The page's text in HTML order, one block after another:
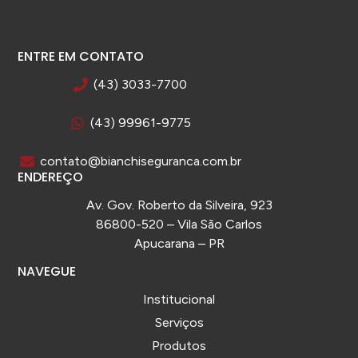
ENTRE EM CONTATO
(43) 3033-7700
(43) 99961-9775
contato@bianchiseguranca.com.br
ENDEREÇO
Av. Gov. Roberto da Silveira, 923
86800-520 – Vila São Carlos
Apucarana – PR
NAVEGUE
Institucional
Serviços
Produtos